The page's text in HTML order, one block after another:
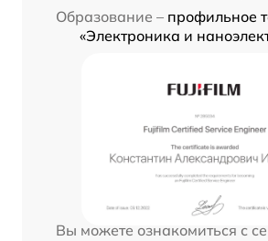
Образование – профильное
«Электроника и
Вы можете ознакомиться с